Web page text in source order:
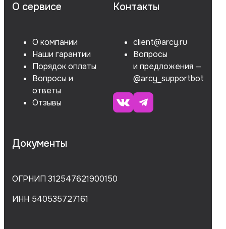
О сервисе
О компании
Наши гарантии
Порядок оплаты
Вопросы и
ответы
Отзывы
Контакты
client@arcy.ru
Вопросы
и предложения —
@arcy_supportbot
Документы
ОГРНИП 312547621900150
ИНН 540535727161